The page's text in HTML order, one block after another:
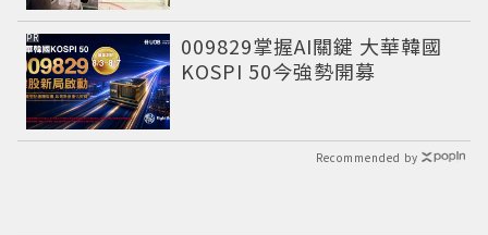
009829掌握AI關鍵 大華韓國
KOSPI 50今強勢開募
PR
Recommended by